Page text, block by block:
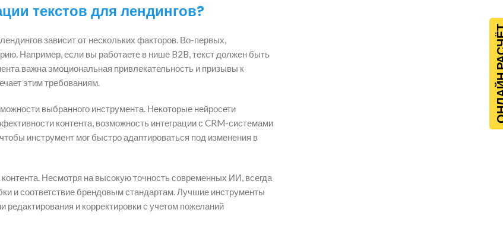
текстов для лендингов?
зависит от нескольких факторов. Во-первых,
Например, если вы работаете в нише B2B, текст должен быть
важна эмоциональная привлекательность и призывы к
этим требованиям.
выбранного инструмента. Некоторые нейросети
контента, возможность интеграции с CRM-системами
инструмент мог быстро адаптироваться под изменения в
Несмотря на высокую точность современных ИИ, всегда
и соответствие брендовым стандартам. Лучшие инструменты
и корректировки с учетом пожеланий